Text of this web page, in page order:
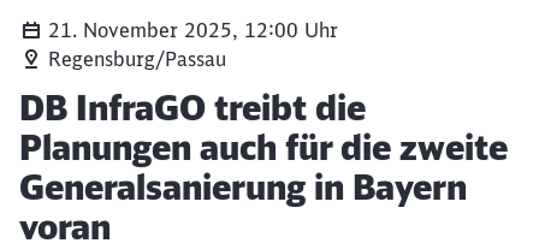
Die Sanierung der Bahnstrecke Regensburg-Schwandorf
21. November 2025, 12:00 Uhr
Regensburg/Passau
Artikel:
DB InfraGO treibt die
Planungen auch für die zweite
Generalsanierung in Bayern
voran